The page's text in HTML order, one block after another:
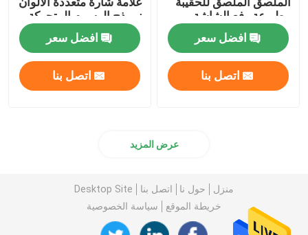
مطبوعة رفع الشاشة
افضل سعر
اتصل بنا
نموذج الرسوم المتحركة
ENISO20471
افضل سعر
اتصل بنا
عرض المزيد
منزل حول نا اتصل بنا
Desktop Site
خريطة الموقع
سياسة الخصوصية